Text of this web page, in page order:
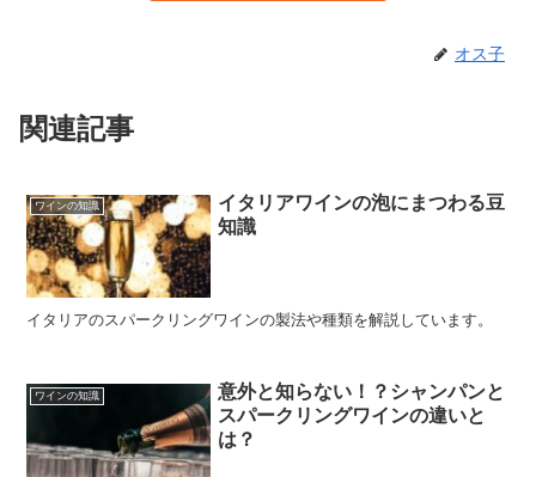
オス子
関連記事
ワインの知識
イタリアワインの泡にまつわる豆
知識
イタリアのスパークリングワインの製法や種類を解説しています。
ワインの知識
意外と知らない！？シャンパンと
スパークリングワインの違いと
は？